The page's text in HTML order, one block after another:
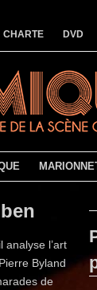
CHARTE DVD
analyse l’art
Byland
de